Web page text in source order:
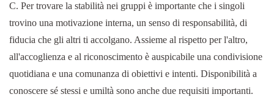
C. Per trovare la stabilità nei gruppi è importante che i singoli
trovino una motivazione interna, un senso di responsabilità, di
fiducia che gli altri ti accolgano. Assieme al rispetto per l'altro,
all'accoglienza e al riconoscimento è auspicabile una condivisione
quotidiana e una comunanza di obiettivi e intenti. Disponibilità a
conoscere sé stessi e umiltà sono anche due requisiti importanti.